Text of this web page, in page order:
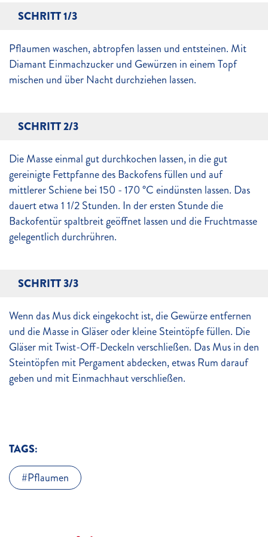
SCHRITT 1/3
Pflaumen waschen, abtropfen lassen und entsteinen. Mit
Diamant Einmachzucker und Gewürzen in einem Topf
mischen und über Nacht durchziehen lassen.
SCHRITT 2/3
Die Masse einmal gut durchkochen lassen, in die gut
gereinigte Fettpfanne des Backofens füllen und auf
mittlerer Schiene bei 150 - 170 °C eindünsten lassen. Das
dauert etwa 1 1/2 Stunden. In der ersten Stunde die
Backofentür spaltbreit geöffnet lassen und die Fruchtmasse
gelegentlich durchrühren.
SCHRITT 3/3
Wenn das Mus dick eingekocht ist, die Gewürze entfernen
und die Masse in Gläser oder kleine Steintöpfe füllen. Die
Gläser mit Twist-Off-Deckeln verschließen. Das Mus in den
Steintöpfen mit Pergament abdecken, etwas Rum darauf
geben und mit Einmachhaut verschließen.
TAGS:
Pflaumen